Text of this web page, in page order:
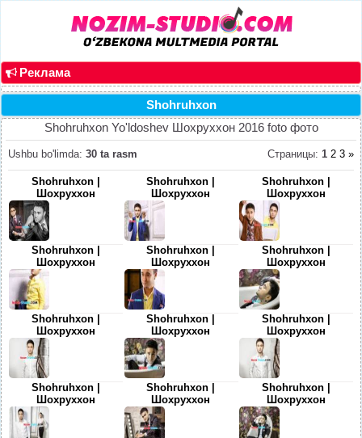
Реклама
Shohruhxon
Shohruhxon Yo'ldoshev Шохруххон 2016 foto фото
Ushbu bo'limda: 30 ta rasm Страницы: 1 2 3 »
Shohruhxon |
Шохруххон
Shohruhxon |
Шохруххон
Shohruhxon |
Шохруххон
Shohruhxon |
Шохруххон
Shohruhxon |
Шохруххон
Shohruhxon |
Шохруххон
Shohruhxon |
Шохруххон
Shohruhxon |
Шохруххон
Shohruhxon |
Шохруххон
Shohruhxon |
Шохруххон
Shohruhxon |
Шохруххон
Shohruhxon |
Шохруххон